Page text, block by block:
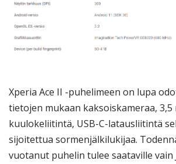
Xperia Ace II -puhelimeen on lupa
tietojen mukaan kaksoiskameraa,
kuulokeliitintä, USB-C-latausliitintä
sijoitettua sormenjälkilukijaa.
vuotanut puhelin tulee saataville vain